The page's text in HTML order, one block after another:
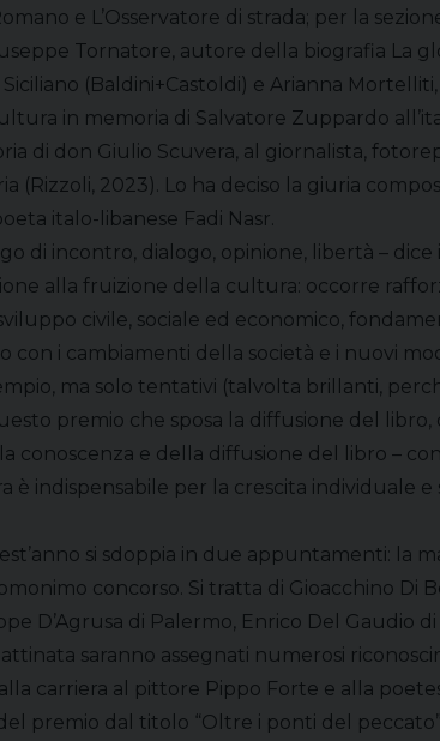
e L’Osservatore di strada; per la
Tornatore, autore della biografia La
(Baldini+Castoldi) e Arianna
in memoria di Salvatore Zuppardo
di don Giulio Scuvera, al giornalista,
(Rizzoli, 2023). Lo ha deciso la giuria
italo-libanese Fadi Nasr.
di incontro, dialogo, opinione, libertà –
alla fruizione della cultura: occorre
civile, sociale ed economico,
con i cambiamenti della società e i nuovi
ma solo tentativi (talvolta brillanti,
premio che sposa la diffusione del
conoscenza e della diffusione del libro –
indispensabile per la crescita individuale e
si sdoppia in due appuntamenti: la
concorso. Si tratta di Gioacchino Di
D’Agrusa di Palermo, Enrico Del Gaudio
saranno assegnati numerosi
carriera al pittore Pippo Forte e alla
premio dal titolo “Oltre i ponti del